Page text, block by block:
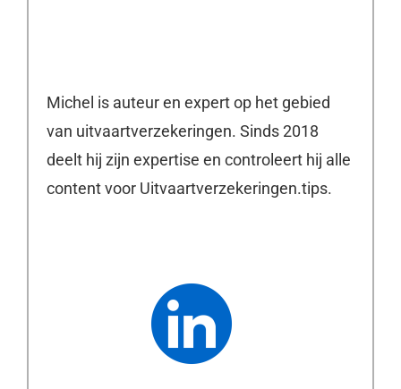
Michel is auteur en expert op het gebied
van uitvaartverzekeringen. Sinds 2018
deelt hij zijn expertise en controleert hij alle
content voor Uitvaartverzekeringen.tips.